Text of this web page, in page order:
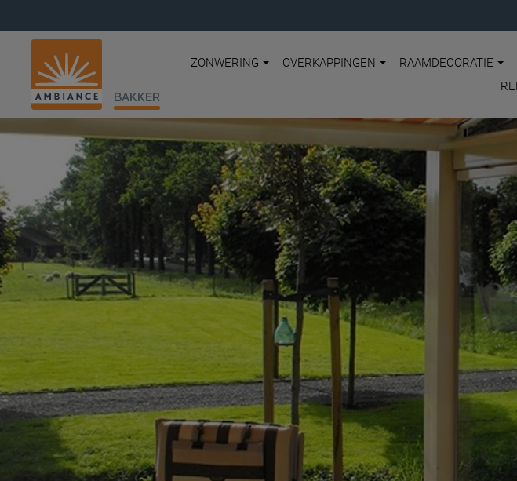
BAKKER
ZONWERING OVERKAPPINGEN RAAMDECORATIE